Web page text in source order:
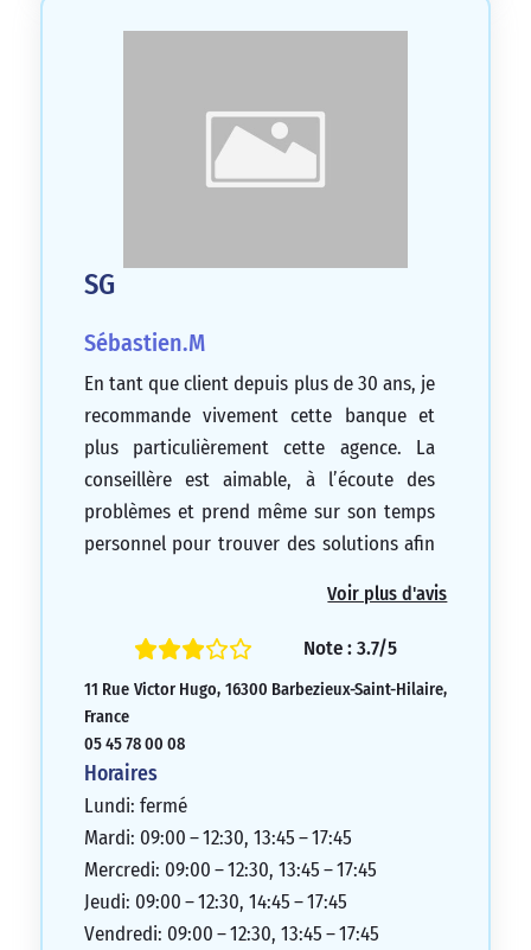
SG
Sébastien.M
En tant que client depuis plus de 30 ans, je
recommande vivement cette banque et
plus particulièrement cette agence. La
conseillère est aimable, à l’écoute des
problèmes et prend même sur son temps
personnel pour trouver des solutions afin
Je tiens à remercier chaleureusement
l’équipe pour tout ce qui a été accompli
Voir plus d'avis
Note : 3.7/5
11 Rue Victor Hugo, 16300 Barbezieux-Saint-Hilaire,
France
05 45 78 00 08
Horaires
Lundi: fermé
Mardi: 09:00 – 12:30, 13:45 – 17:45
Mercredi: 09:00 – 12:30, 13:45 – 17:45
Jeudi: 09:00 – 12:30, 14:45 – 17:45
Vendredi: 09:00 – 12:30, 13:45 – 17:45